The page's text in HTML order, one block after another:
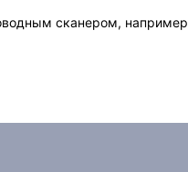
сканером, например